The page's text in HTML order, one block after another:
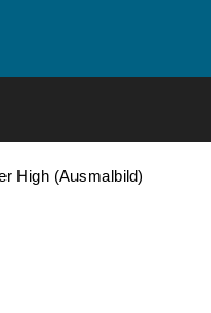
High (Ausmalbild)